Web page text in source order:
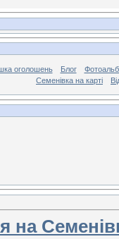
оголошень Блог
Семенівка на карті
на